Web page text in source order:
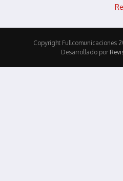
Copyright Fullcomunicaciones
Desarrollado por